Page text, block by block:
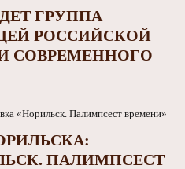
ГРУППА
РОССИЙСКОЙ
СОВРЕМЕННОГО
ПАЛИМПСЕСТ